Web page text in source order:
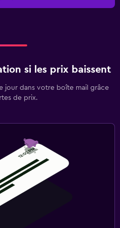
si les prix baissent
jour dans votre boîte mail grâce
de prix.